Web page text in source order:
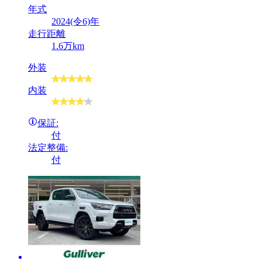
年式
2024(令6)年
走行距離
1.6万km
外装
内装
保証:
付
法定整備:
付